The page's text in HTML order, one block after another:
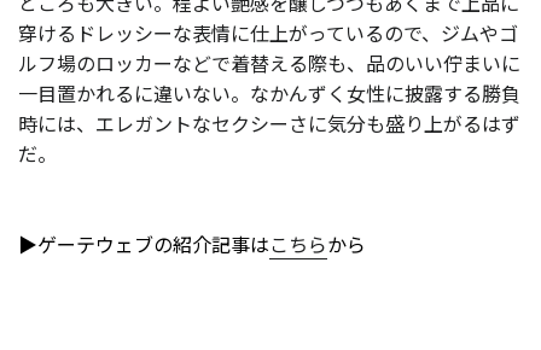
穿けるドレッシーな表情に仕上がっているので、ジムやゴ
ルフ場のロッカーなどで着替える際も、品のいい佇まいに
一目置かれるに違いない。なかんずく女性に披露する勝負
時には、エレガントなセクシーさに気分も盛り上がるはず
だ。
▶︎ゲーテウェブの紹介記事はこちらから